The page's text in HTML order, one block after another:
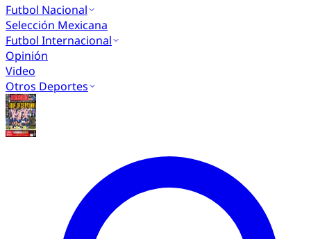
Futbol Nacional
Selección Mexicana
Futbol Internacional
Opinión
Video
Otros Deportes